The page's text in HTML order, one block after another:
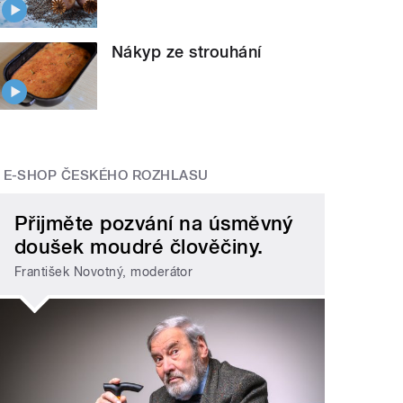
Nákyp ze strouhání
E-SHOP ČESKÉHO ROZHLASU
Přijměte pozvání na úsměvný
doušek moudré člověčiny.
František Novotný, moderátor